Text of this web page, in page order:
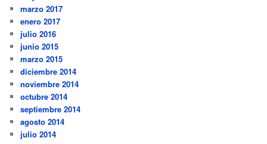
marzo 2017
enero 2017
julio 2016
junio 2015
marzo 2015
diciembre 2014
noviembre 2014
octubre 2014
septiembre 2014
agosto 2014
julio 2014